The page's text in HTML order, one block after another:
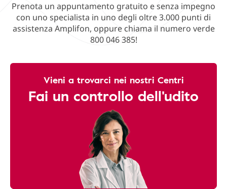
Prenota un appuntamento gratuito e senza impegno
con uno specialista in uno degli oltre 3.000 punti di
assistenza Amplifon, oppure chiama il numero verde
800 046 385!
Vieni a trovarci nei nostri Centri
Fai un controllo dell'udito